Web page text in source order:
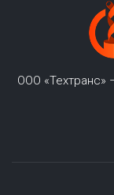
ООО «Техтранс»